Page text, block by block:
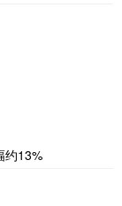
约13%